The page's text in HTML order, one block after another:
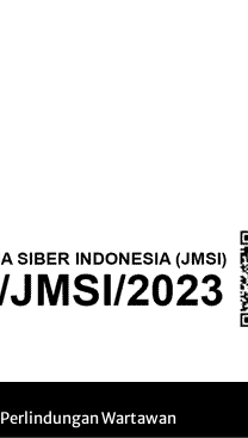
Perlindungan Wartawan